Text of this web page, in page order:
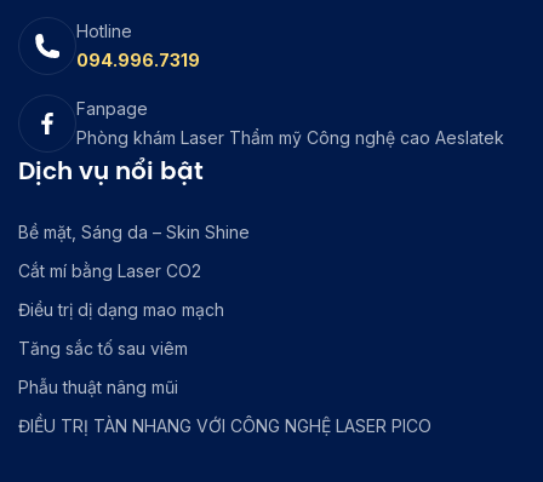
Hotline
094.996.7319
Fanpage
Phòng khám Laser Thẩm mỹ Công nghệ cao Aeslatek
Dịch vụ nổi bật
Bề mặt, Sáng da – Skin Shine
Cắt mí bằng Laser CO2
Điều trị dị dạng mao mạch
Tăng sắc tố sau viêm
Phẫu thuật nâng mũi
ĐIỀU TRỊ TÀN NHANG VỚI CÔNG NGHỆ LASER PICO